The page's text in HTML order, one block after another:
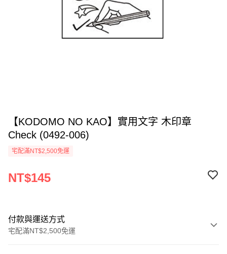
【KODOMO NO KAO】實用文字 木印章
Check (0492-006)
宅配滿NT$2,500免運
NT$145
付款與運送方式
宅配滿NT$2,500免運